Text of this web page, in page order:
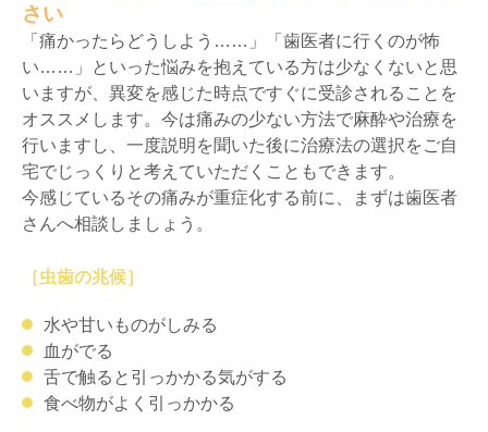
さい
「痛かったらどうしよう……」「歯医者に行くのが怖
い……」といった悩みを抱えている方は少なくないと思
いますが、異変を感じた時点ですぐに受診されることを
オススメします。今は痛みの少ない方法で麻酔や治療を
行いますし、一度説明を聞いた後に治療法の選択をご自
宅でじっくりと考えていただくこともできます。
今感じているその痛みが重症化する前に、まずは歯医者
さんへ相談しましょう。
［虫歯の兆候］
水や甘いものがしみる
血がでる
舌で触ると引っかかる気がする
食べ物がよく引っかかる